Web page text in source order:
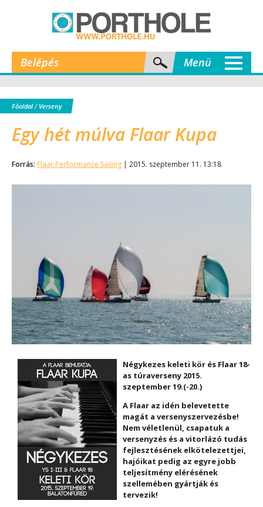
Belépés Menü
Főoldal/ Verseny
Egy hét múlva Flaar Kupa
Forrás: Flaar Performance Sailing | 2015. szeptember 11. 13:18
Négykezes keleti kör és Flaar 18-
as túraverseny 2015.
szeptember 19.(-20.)
A Flaar az idén belevetette
magát a versenyszervezésbe!
Nem véletlenül, csapatuk a
versenyzés és a vitorlázó tudás
fejlesztésének elkötelezettjei,
hajóikat pedig az egyre jobb
teljesítmény elérésének
szellemében gyártják és
tervezik!